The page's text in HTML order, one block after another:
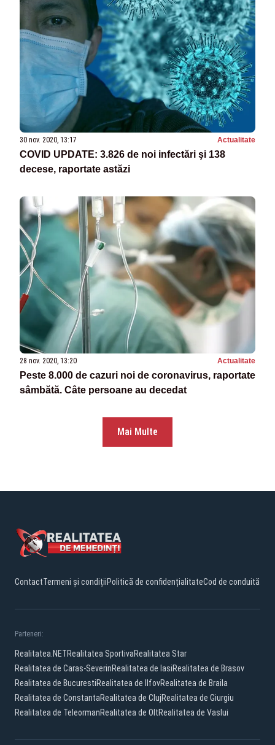
30 nov. 2020, 13:17 Actualitate
COVID UPDATE: 3.826 de noi infectări şi 138
decese, raportate astăzi
28 nov. 2020, 13:20 Actualitate
Peste 8.000 de cazuri noi de coronavirus, raportate
sâmbătă. Câte persoane au decedat
Mai Multe
ContactTermeni și condițiiPolitică de confidențialitateCod de conduită
Parteneri:
Realitatea.NETRealitatea SportivaRealitatea Star
Realitatea de Caras-SeverinRealitatea de IasiRealitatea de Brasov
Realitatea de BucurestiRealitatea de IlfovRealitatea de Braila
Realitatea de ConstantaRealitatea de ClujRealitatea de Giurgiu
Realitatea de TeleormanRealitatea de OltRealitatea de Vaslui